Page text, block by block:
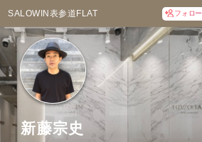
SALOWIN表参道FLAT フォロー
新藤宗史